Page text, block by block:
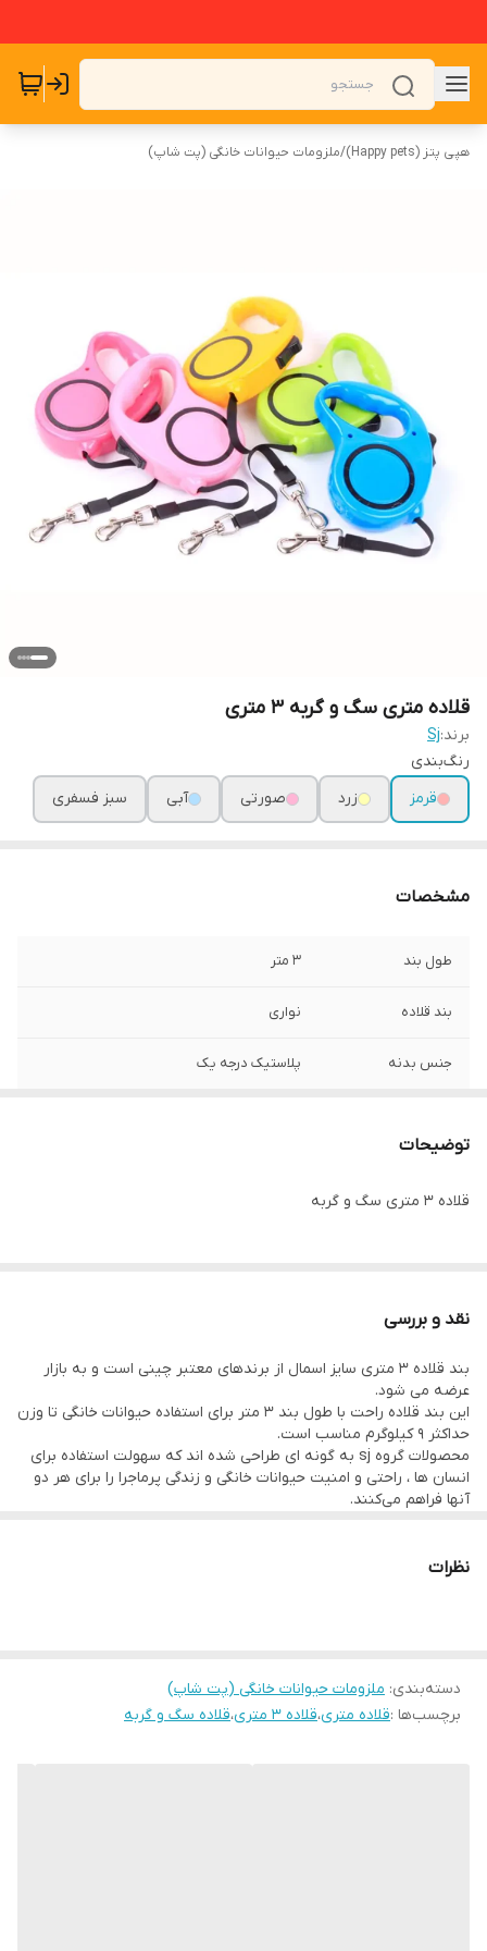
هپی پتز (Happy pets) /ملزومات حیوانات خانگی (پت شاپ)
قلاده متری سگ و گربه 3 متری
برند:Sj
رنگ‌بندی
قرمز
زرد صورتی آبی سبز فسفری
مشخصات
طول بند ۳ متر
بند قلاده نواری
جنس بدنه پلاستیک درجه یک
توضیحات
قلاده ۳ متری سگ و گربه
نقد و بررسی
بند قلاده 3 متری سایز اسمال از برندهای معتبر چینی است و به بازار
عرضه می شود.
این بند قلاده راحت با طول بند 3 متر برای استفاده حیوانات خانگی تا وزن
حداکثر 9 کیلوگرم مناسب است.
محصولات گروه sj به گونه ای طراحی شده اند که سهولت استفاده برای
انسان ها ، راحتی و امنیت حیوانات خانگی و زندگی پرماجرا را برای هر دو
آنها فراهم می‌کنند.
نظرات
دسته‌بندی: ملزومات حیوانات خانگی (پت شاپ)
برچسب‌ها :قلاده متری،قلاده ۳ متری ،قلاده سگ و گربه